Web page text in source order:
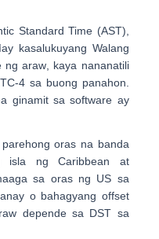
Standard Time (AST)
kasalukuyang Walang
ng araw , kaya nananatili
4 sa buong panahon.
ginamit sa software ay
oras na banda
isla ng Caribbean at
sa oras ng US sa
o bahagyang offset
depende sa DST sa